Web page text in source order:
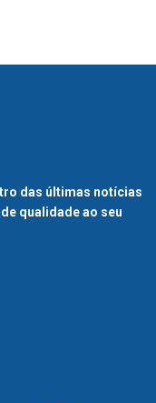
das últimas notícias
qualidade ao seu